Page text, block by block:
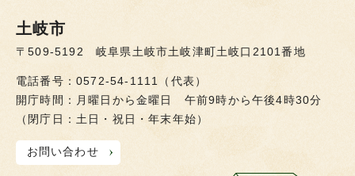
土岐市
〒509-5192 岐阜県土岐市土岐津町土岐口2101番地
電話番号：0572-54-1111（代表）
開庁時間：月曜日から金曜日 午前9時から午後4時30分
（閉庁日：土日・祝日・年末年始）
お問い合わせ